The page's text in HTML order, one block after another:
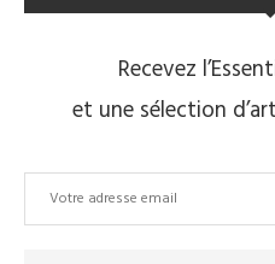
Recevez
et une sélection